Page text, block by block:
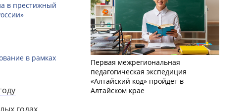
в престижный
в рамках
Первая межрегиональная
педагогическая экспедиция
«Алтайский код» пройдет в
Алтайском крае